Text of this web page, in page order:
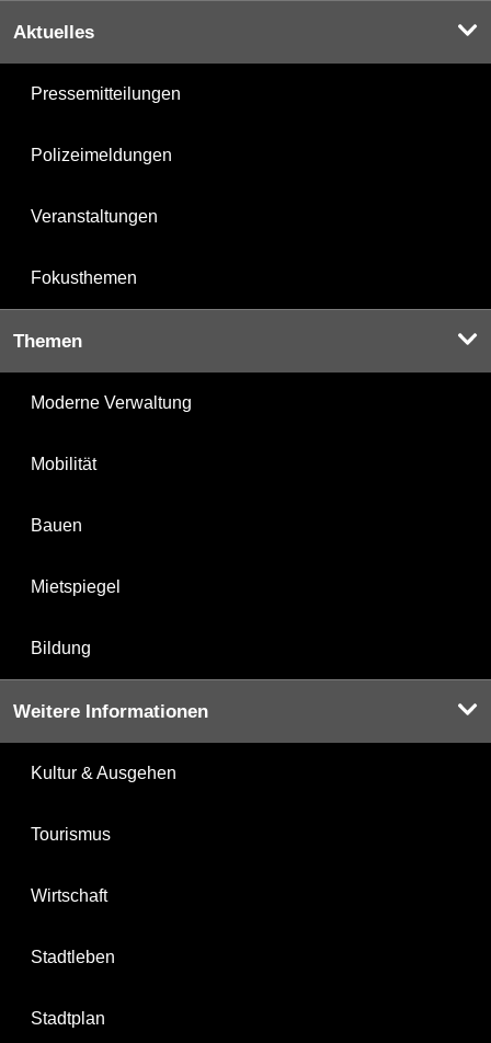
Aktuelles
Pressemitteilungen
Polizeimeldungen
Veranstaltungen
Fokusthemen
Themen
Moderne Verwaltung
Mobilität
Bauen
Mietspiegel
Bildung
Weitere Informationen
Kultur & Ausgehen
Tourismus
Wirtschaft
Stadtleben
Stadtplan